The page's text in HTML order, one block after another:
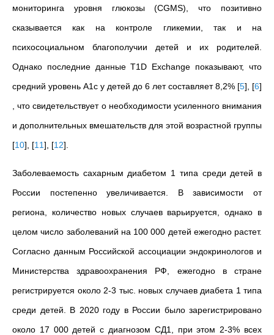
мониторинга уровня глюкозы (CGMS), что позитивно
сказывается как на контроле гликемии, так и на
психосоциальном благополучии детей и их родителей.
Однако последние данные T1D Exchange показывают, что
средний уровень A1c у детей до 6 лет составляет 8,2% [5] [6]
, что свидетельствует о необходимости усиленного внимания
и дополнительных вмешательств для этой возрастной группы
[10] [11] [12]
Заболеваемость сахарным диабетом 1 типа среди детей в
России постепенно увеличивается. В зависимости от
региона, количество новых случаев варьируется, однако в
целом число заболеваний на 100 000 детей ежегодно растет.
Согласно данным Российской ассоциации эндокринологов и
Министерства здравоохранения РФ, ежегодно в стране
регистрируется около 2-3 тыс. новых случаев диабета 1 типа
среди детей. В 2020 году в России было зарегистрировано
около 17 000 детей с диагнозом СД1, при этом 2-3% всех